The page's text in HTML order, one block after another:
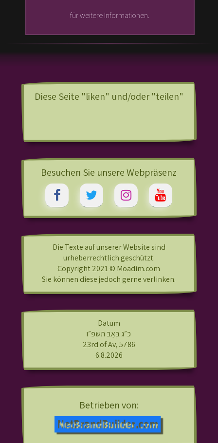
für weitere Informationen.
Diese Seite "liken" und/oder "teilen"
Besuchen Sie unsere Webpräsenz
Die Texte auf unserer Website sind
urheberrechtlich geschützt.
Copyright 2021 © Moadim.com
Sie können diese jedoch gerne verlinken.
Datum
כ״ג בְּאָב תשפ״ו
23rd of Av, 5786
6.8.2026
Betrieben von: